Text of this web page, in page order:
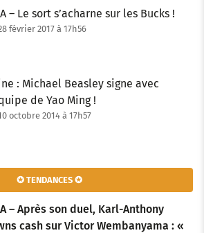
– Le sort s’acharne sur les Bucks !
février 2017 à 17h56
: Michael Beasley signe avec
de Yao Ming !
octobre 2014 à 17h57
✪ TENDANCES ✪
– Après son duel, Karl-Anthony
cash sur Victor Wembanyama : «